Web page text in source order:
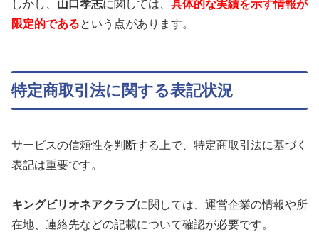
しかし、 山口孝志に関しては、 具体的な実績を示す情報が
限定的であるという点があります。
特定商取引法に関する表記状況
サービスの信頼性を判断する上で、特定商取引法に基づく
表記は重要です。
キングビリオネアクラブに関しては、運営企業の情報や所
在地、連絡先などの記載について確認が必要です。